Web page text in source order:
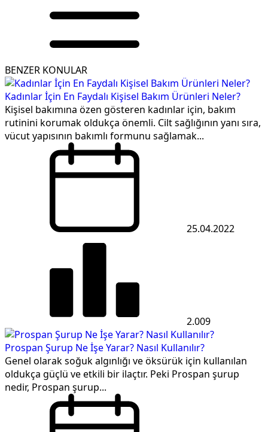
BENZER KONULAR
Kadınlar İçin En Faydalı Kişisel Bakım Ürünleri Neler?
Kişisel bakımına özen gösteren kadınlar için, bakım
rutinini korumak oldukça önemli. Cilt sağlığının yanı sıra,
vücut yapısının bakımlı formunu sağlamak...
25.04.2022
2.009
Prospan Şurup Ne İşe Yarar? Nasıl Kullanılır?
Genel olarak soğuk algınlığı ve öksürük için kullanılan
oldukça güçlü ve etkili bir ilaçtır. Peki Prospan şurup
nedir, Prospan şurup...